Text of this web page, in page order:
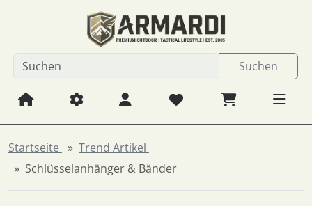
Sprungnavigation
Springe zum Inhalt Springe zur Navigation
Suchen
Startseite
Trend Artikel
Schlüsselanhänger & Bänder